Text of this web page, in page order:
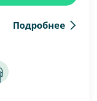
Подробнее